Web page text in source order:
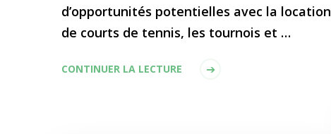
d’opportunités potentielles avec la location
de courts de tennis, les tournois et …
CONTINUER LA LECTURE